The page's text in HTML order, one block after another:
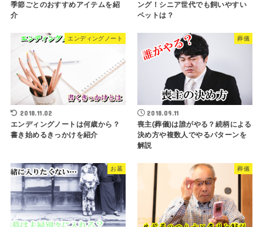
季節ごとのおすすめアイテムを紹
介
ング！シニア世代でも飼いやすい
ペットは？
エンディングノート
2018.11.02
エンディングノートは何歳から？
書き始めるきっかけを紹介
葬儀
2018.09.11
喪主(葬儀)は誰がやる？続柄による
決め方や複数人でやるパターンを
解説
お墓 葬儀